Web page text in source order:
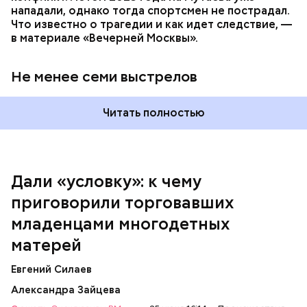
нападали, однако тогда спортсмен не пострадал.
Что известно о трагедии и как идет следствие, —
в материале «Вечерней Москвы».
Не менее семи выстрелов
Читать полностью
Дали «условку»: к чему
приговорили торговавших
младенцами многодетных
матерей
Евгений Силаев
Александра Зайцева
Тогда женщина воспитывала шестерых детей, трое
из которых появились до окончания учебы в вузе,
Подозеваемая Ю. Логинова и ее дети / Фото: Соцсети / Фото:
Соцсети
родители, воспитавшие шестерых детей в любви и
достатке, —рассказывала Логинова местной
газете.